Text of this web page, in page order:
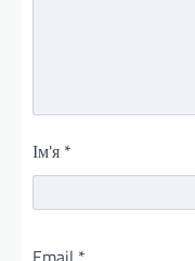
Ім'я *